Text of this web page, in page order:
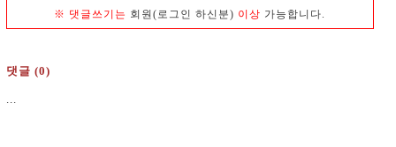
※ 댓글쓰기는 회원(로그인 하신분) 이상 가능합니다.
댓글 (0)
...